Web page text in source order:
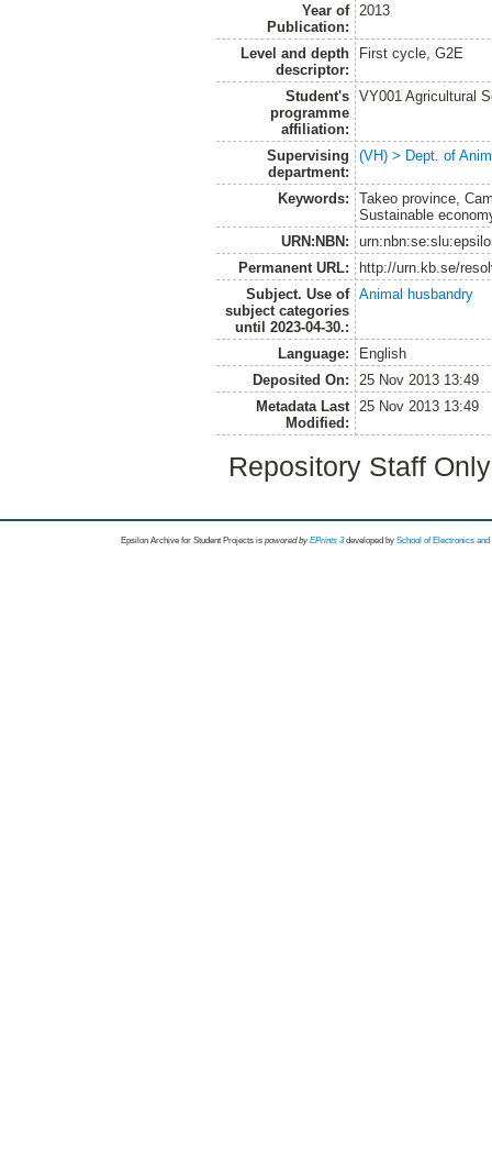
Year of
Publication:
2013
Level and depth
descriptor:
First cycle, G2E
Student's
programme
affiliation:
VY001 Agricultural
Supervising
department:
(VH) > Dept. of
Keywords:
Takeo province,
Sustainable
URN:NBN:
Permanent URL:
http://urn.kb.se/
Subject. Use of
subject categories
until 2023-04-30.:
Animal husbandry
Language:
English
Deposited On:
25 Nov 2013 13:49
Metadata Last
Modified:
25 Nov 2013 13:49
Repository Staff
Epsilon Archive for Student Projects is powored byEPrints 3 developed by School of Electronics